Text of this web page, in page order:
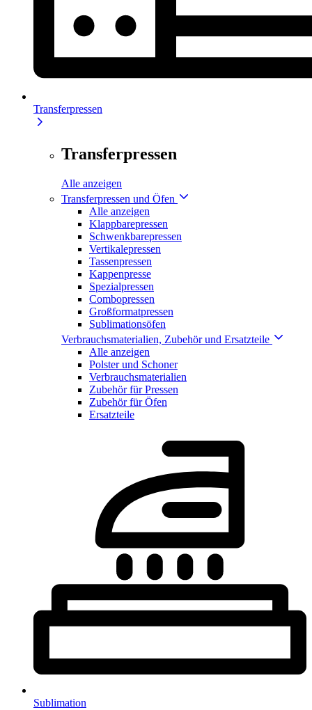
Transferpressen
Transferpressen
Alle anzeigen
Transferpressen und Öfen
Alle anzeigen
Klappbarepressen
Schwenkbarepressen
Vertikalepressen
Tassenpressen
Kappenpresse
Spezialpressen
Combopressen
Großformatpressen
Sublimationsöfen
Verbrauchsmaterialien, Zubehör und Ersatzteile
Alle anzeigen
Polster und Schoner
Verbrauchsmaterialien
Zubehör für Pressen
Zubehör für Öfen
Ersatzteile
Sublimation